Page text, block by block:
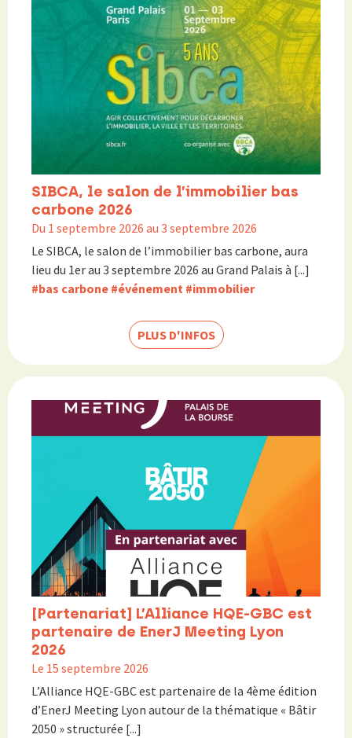
SIBCA, le salon de l’immobilier bas
carbone 2026
Du 1 septembre 2026 au 3 septembre 2026
Le SIBCA, le salon de l’immobilier bas carbone, aura
lieu du 1er au 3 septembre 2026 au Grand Palais à [...]
#bas carbone #événement #immobilier
PLUS D'INFOS
[Partenariat] L’Alliance HQE-GBC est
partenaire de EnerJ Meeting Lyon
2026
Le 15 septembre 2026
L’Alliance HQE-GBC est partenaire de la 4ème édition
d’EnerJ Meeting Lyon autour de la thématique « Bâtir
2050 » structurée [...]